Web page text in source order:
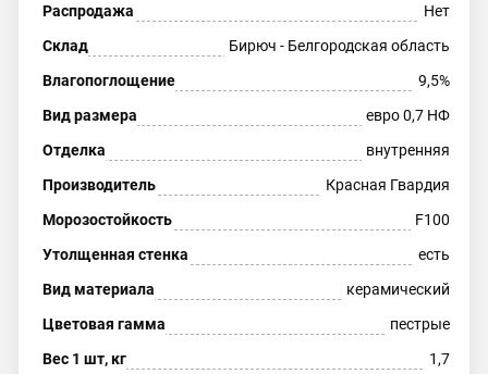
Распродажа
Нет
Склад
Бирюч - Белгородская область
Влагопоглощение
9,5%
Вид размера
евро 0,7 НФ
Отделка
внутренняя
Производитель
Красная Гвардия
Морозостойкость
F100
Утолщенная стенка
есть
Вид материала
керамический
Цветовая гамма
пестрые
Вес 1 шт, кг
1,7